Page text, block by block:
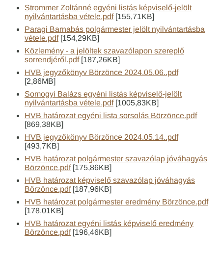
Strommer Zoltánné egyéni listás képviselő-jelölt
nyilvántartásba vétele.pdf[155,71KB]
Paragi Barnabás polgármester jelölt nyilvántartásba
vétele.pdf[154,29KB]
Közlemény - a jelöltek szavazólapon szereplő
sorrendjéről.pdf[187,26KB]
HVB jegyzőkönyv Börzönce 2024.05.06..pdf
[2,86MB]
Somogyi Balázs egyéni listás képviselő-jelölt
nyilvántartásba vétele.pdf[1005,83KB]
HVB határozat egyéni lista sorsolás Börzönce.pdf
[869,38KB]
HVB jegyzőkönyv Börzönce 2024.05.14..pdf
[493,7KB]
HVB határozat polgármester szavazólap jóváhagyás
Börzönce.pdf[175,86KB]
HVB határozat képviselő szavazólap jóváhagyás
Börzönce.pdf[187,96KB]
HVB határozat polgármester eredmény Börzönce.pdf
[178,01KB]
HVB határozat egyéni listás képviselő eredmény
Börzönce.pdf[196,46KB]